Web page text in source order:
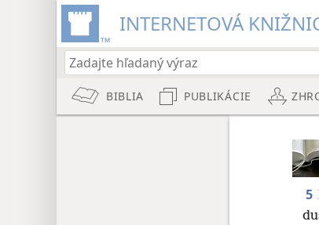
INTERNETOVÁ
BIBLIA PUBLIKÁCIE
5